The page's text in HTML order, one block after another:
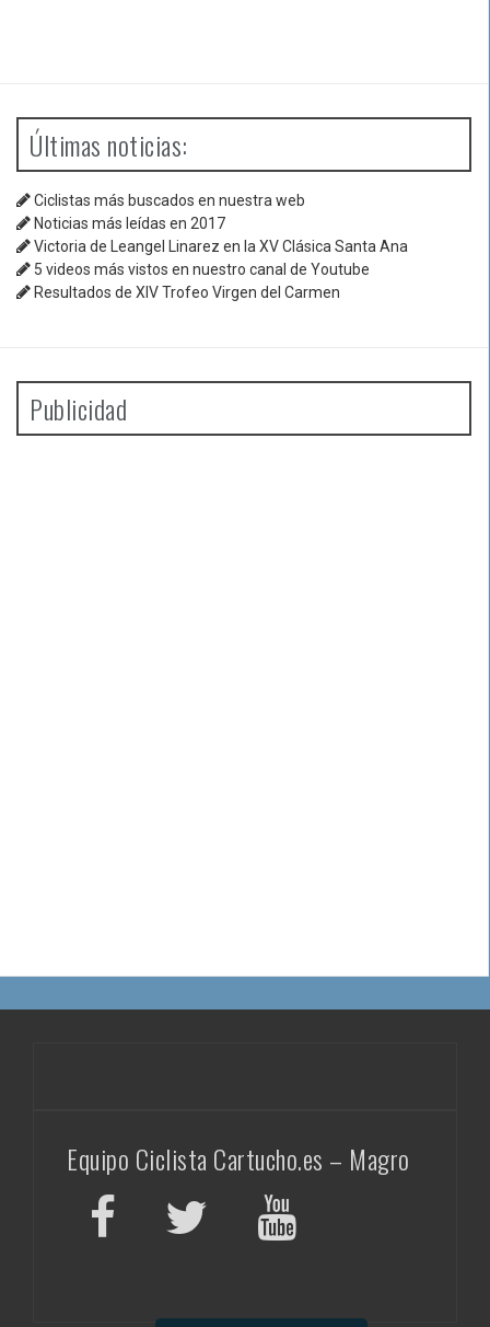
Últimas noticias:
Ciclistas más buscados en nuestra web
Noticias más leídas en 2017
Victoria de Leangel Linarez en la XV Clásica Santa Ana
5 videos más vistos en nuestro canal de Youtube
Resultados de XIV Trofeo Virgen del Carmen
Publicidad
Equipo Ciclista Cartucho.es – Magro